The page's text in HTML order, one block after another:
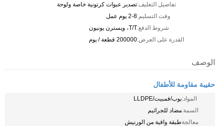
تفاصيل التغليف:تصدير عبوات كرتونية خاصة ولوحة
وقت التسليم:2-8 يوم عمل
شروط الدفع:T/T، ويسترن يونيون
القدرة على العرض:200000 قطعة / يوم
الوصف
حقيبة مقاومة للأطفال
المواد:بوب/فمبيت/LLDPE
السمة:مضاد للجراثيم
معالجةطبقة واقية من الورنيش